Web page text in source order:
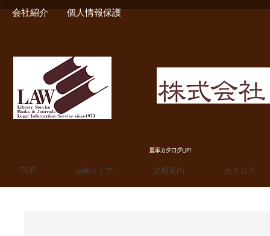
会社紹介 個人情報保護
夏季カタログUP!
TOP webストア 定期案内 カタログ